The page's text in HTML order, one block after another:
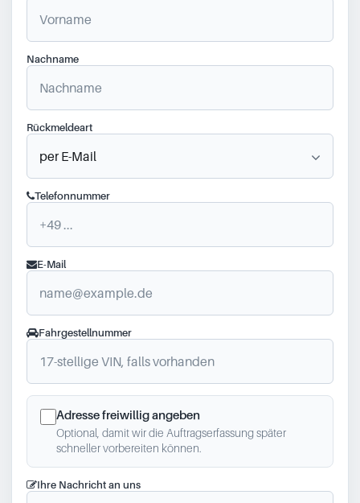
Nachname
Rückmeldeart
Telefonnummer
E-Mail
Fahrgestellnummer
Adresse freiwillig angeben
Optional, damit wir die Auftragserfassung später
schneller vorbereiten können.
Ihre Nachricht an uns